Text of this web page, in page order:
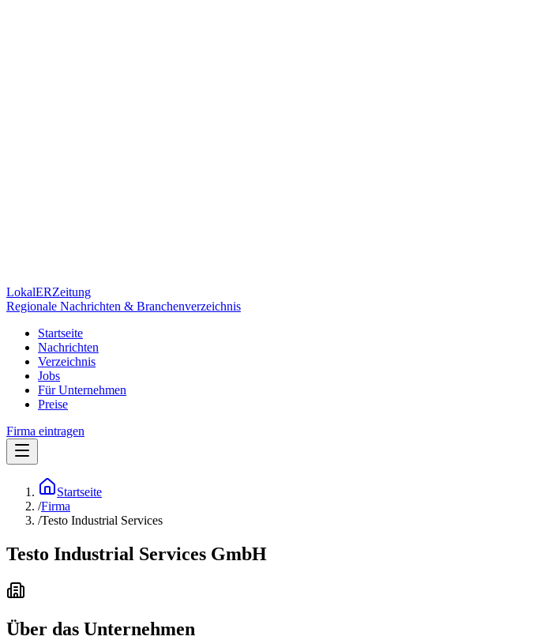
LokalERZeitung
Regionale Nachrichten & Branchenverzeichnis
Startseite
Nachrichten
Verzeichnis
Jobs
Für Unternehmen
Preise
Firma eintragen
Startseite
/Firma
/Testo Industrial Services
Testo Industrial Services GmbH
Über das Unternehmen